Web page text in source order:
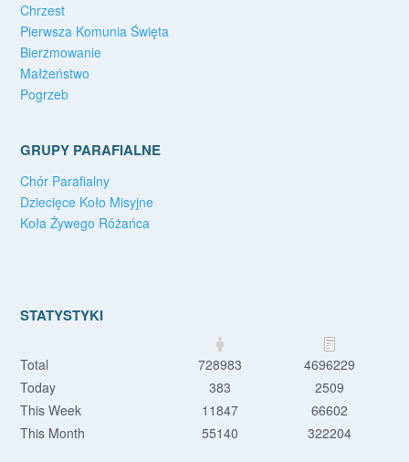
Chrzest
Pierwsza Komunia Święta
Bierzmowanie
Małżeństwo
Pogrzeb
GRUPY PARAFIALNE
Chór Parafialny
Dziecięce Koło Misyjne
Koła Żywego Różańca
STATYSTYKI
Total 728983
4696229
Today
383
2509
This Week
11847
66602
This Month
55140 322204